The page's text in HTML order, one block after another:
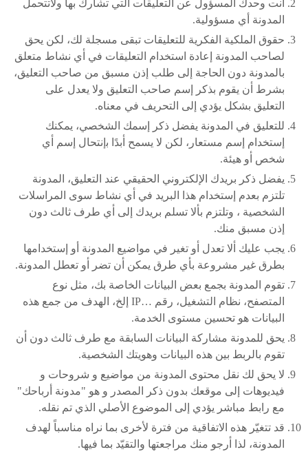
ﺃﻧﺖ ﻭﺣﺪﻙ ﺍﻟﻤﺴﺆﻭﻝ ﻋﻦ ﺍﻟﺘﻌﻠﻴﻘﺎﺕ ﺍﻟﺘﻲ ﺗﺸﺎﺭﻙ ﺑﻬﺎ ولاتتحمل
المدونة أي مسؤولية.
ﺣﻘﻮﻕ ﺍﻟﻤﻠﻜﻴﺔ ﺍﻟﻔﻜﺮﻳﺔ ﻟﻠﺘﻌﻠﻴﻘﺎﺕ ﺗﺒﻘﻰ ﻣﺴﺠﻠﺔ ﻟﻚ، ﻟﻜﻦ ﻳﺤﻖ
ﻟﺼﺎﺣﺐ ﺍﻟﻤﺪﻭﻧﺔ ﺇﻋﺎﺩﺓ ﺍﺳﺘﺨﺪﺍﻡ ﺍﻟﺘﻌﻠﻴﻘﺎﺕ ﻓﻲ ﺃﻱ ﻧﺸﺎﻁ ﻣﺘﻌﻠﻖ
ﺑﺎﻟﻤﺪﻭﻧﺔ ﺩﻭﻥ ﺍﻟﺤﺎﺟﺔ ﺇﻟﻰ ﻃﻠﺐ ﺇﺫﻥ ﻣﺴﺒﻖ ﻣﻦ ﺻﺎﺣﺐ ﺍﻟﺘﻌﻠﻴﻖ،
ﺑﺸﺮﻁ ﺃﻥ ﻳﻘﻮﻡ ﺑﺬﻛﺮ ﺇﺳﻢ ﺻﺎﺣﺐ ﺍﻟﺘﻌﻠﻴﻖ ﻭﻻ ﻳﻌﺪﻝ ﻋﻠﻰ
ﺍﻟﺘﻌﻠﻴﻖ ﺑﺸﻜﻞ ﻳﺆﺩﻱ ﺇﻟﻰ ﺍﻟﺘﺤﺮﻳﻒ ﻓﻲ ﻣﻌﻨﺎﻩ.
ﻟﻠﺘﻌﻠﻴﻖ ﻓﻲ ﺍﻟﻤﺪﻭﻧﺔ ﻳﻔﻀﻞ ﺫﻛﺮ إﺳﻤﻚ ﺍﻟﺸﺨﺼﻲ، ﻳﻤﻜﻨﻚ
إﺳﺘﺨﺪﺍﻡ إﺳﻢ ﻣﺴﺘﻌﺎﺭ، ﻟﻜﻦ ﻻ ﻳﺴﻤﺢ ﺃﺑﺪًﺍ ﺑإﻧﺘﺤﺎﻝ إﺳﻢ ﺃﻱ
ﺷﺨﺺ ﺃﻭ ﻫﻴﺌﺔ.
ﻳﻔﻀﻞ ﺫﻛﺮ ﺑﺮﻳﺪﻙ ﺍﻹﻟﻜﺘﺮﻭﻧﻲ ﺍﻟﺤﻘﻴﻘﻲ ﻋﻨﺪ ﺍﻟﺘﻌﻠﻴﻖ، ﺍﻟﻤﺪﻭﻧﺔ
ﺗﻠﺘﺰﻡ ﺑﻌﺪﻡ إﺳﺘﺨﺪﺍﻡ ﻫﺬﺍ ﺍﻟﺒﺮﻳﺪ ﻓﻲ ﺃﻱ ﻧﺸﺎﻁ ﺳﻮﻯ ﺍﻟﻤﺮﺍﺳﻼﺕ
ﺍﻟﺸﺨﺼﻴﺔ ، ﻭﺗﻠﺘﺰﻡ ﺑﺄﻻ ﺗﺴﻠﻢ ﺑﺮﻳﺪﻙ ﺇﻟﻰ ﺃﻱ ﻃﺮﻑ ﺛﺎﻟﺚ ﺩﻭﻥ
ﺇﺫﻥ ﻣﺴﺒﻖ ﻣﻨﻚ.
ﻳﺠﺐ ﻋﻠﻴﻚ ﺃﻻ ﺗﻌﺪﻝ ﺃﻭ تغير في مواضيع ﺍﻟﻤﺪﻭﻧﺔ أو إﺳﺘﺨﺪﺍﻣﻬﺎ
ﺑﻄﺮﻕ ﻏﻴﺮ ﻣﺸﺮﻭﻋﺔ بأي ﻃﺮﻕ ﻳﻤﻜﻦ ﺃﻥ ﺗﻀﺮ ﺃﻭ ﺗﻌﻄﻞ ﺍﻟﻤﺪﻭﻧﺔ.
ﺗﻘﻮﻡ ﺍﻟﻤﺪﻭﻧﺔ ﺑﺠﻤﻊ ﺑﻌﺾ ﺍﻟﺒﻴﺎﻧﺎﺕ ﺍﻟﺨﺎﺻﺔ ﺑﻚ، ﻣﺜﻞ ﻧﻮﻉ
ﺍﻟﻤﺘﺼﻔﺢ، ﻧﻈﺎﻡ ﺍﻟﺘﺸﻐﻴﻞ، ﺭﻗﻢ …IP ﺇﻟﺦ، ﺍﻟﻬﺪﻑ ﻣﻦ ﺟﻤﻊ ﻫﺬﻩ
ﺍﻟﺒﻴﺎﻧﺎﺕ ﻫﻮ ﺗﺤﺴﻴﻦ ﻣﺴﺘﻮﻯ ﺍﻟﺨﺪﻣﺔ.
ﻳﺤﻖ ﻟﻠﻤﺪﻭﻧﺔ ﻣﺸﺎﺭﻛﺔ ﺍﻟﺒﻴﺎﻧﺎﺕ السابقة ﻣﻊ ﻃﺮﻑ ﺛﺎﻟﺚ ﺩﻭﻥ ﺃﻥ
ﺗﻘﻮﻡ ﺑﺎﻟﺮﺑﻂ ﺑﻴﻦ ﻫﺬﻩ ﺍﻟﺒﻴﺎﻧﺎﺕ ﻭﻫﻮﻳﺘﻚ ﺍﻟﺸﺨﺼﻴﺔ.
لا يحق لك نقل محتوى المدونة من مواضيع و شروحات و
فيديوهات إلى موقعك بدون ذكر المصدر و هو "مدونة أرباحك"
مع رابط مباشر يؤدي إلى الموضوع الأصلي الذي تم نقله.
ﻗﺪ ﺗﺘﻐﻴّﺮ ﻫﺬﻩ ﺍﻻﺗﻔﺎﻗﻴﺔ ﻣﻦ ﻓﺘﺮﺓ ﻷﺧﺮﻯ ﺑﻤﺎ نراﻩ ﻣﻨﺎﺳﺒﺎً ﻟﻬﺪﻑ
ﺍﻟﻤﺪﻭﻧﺔ، ﻟﺬﺍ ﺃﺭﺟﻮ ﻣﻨﻚ ﻣﺮﺍﺟﻌﺘﻬﺎ ﻭﺍﻟﺘﻘﻴّﺪ ﺑﻤﺎ ﻓﻴﻬﺎ.